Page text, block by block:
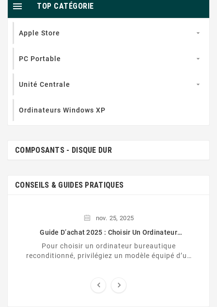
TOP CATÉGORIE

Apple Store 
PC Portable 
Unité Centrale 
Ordinateurs Windows XP
COMPOSANTS - DISQUE DUR
CONSEILS & GUIDES PRATIQUES
nov. 25, 2025
Guide D’achat 2025 : Choisir Un Ordinateur
MacOS)
Pour choisir un ordinateur bureautique
reconditionné, privilégiez un modèle équipé d’un
 